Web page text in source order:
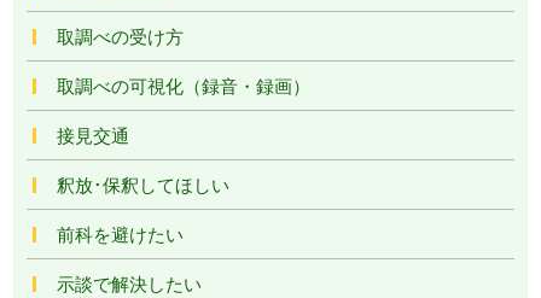
取調べの受け方
取調べの可視化（録音・録画）
接見交通
釈放･保釈してほしい
前科を避けたい
示談で解決したい